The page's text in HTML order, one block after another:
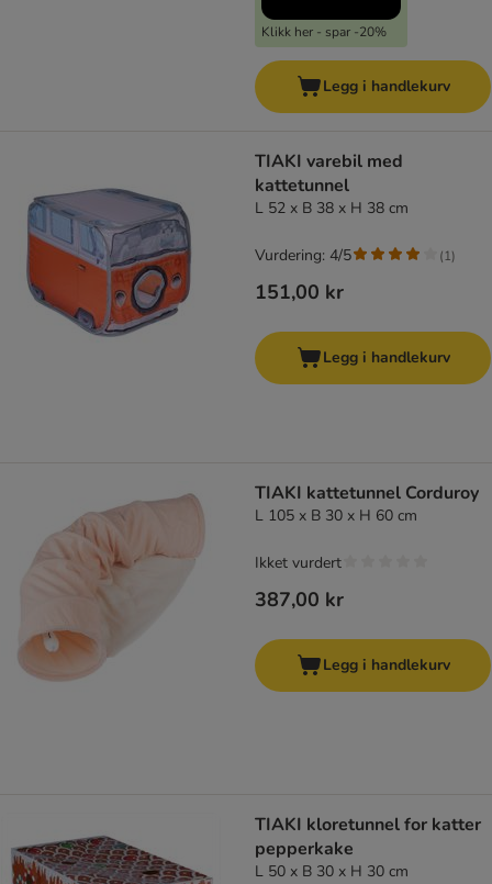
Klikk her - spar -20%
Legg i handlekurv
TIAKI varebil med
kattetunnel
L 52 x B 38 x H 38 cm
151,00 kr
Vurdering: 4/5 (1)
Legg i handlekurv
TIAKI kattetunnel Corduroy
L 105 x B 30 x H 60 cm
387,00 kr
Ikket vurdert
Legg i handlekurv
TIAKI kloretunnel for katter
pepperkake
L 50 x B 30 x H 30 cm